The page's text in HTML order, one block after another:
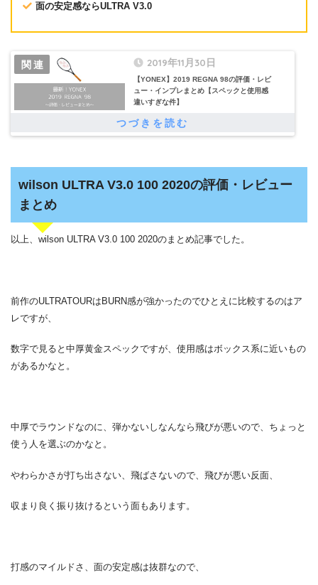
面の安定感ならULTRA V3.0
2019年11月30日
【YONEX】2019 REGNA 98の評価・レビ
ュー・インプレまとめ【スペックと使用感
違いすぎな件】
wilson ULTRA V3.0 100 2020の評価・レビュー
まとめ
以上、wilson ULTRA V3.0 100 2020のまとめ記事でした。
前作のULTRATOURはBURN感が強かったのでひとえに比較するのはア
レですが、
数字で見ると中厚黄金スペックですが、使用感はボックス系に近いもの
があるかなと。
中厚でラウンドなのに、弾かないしなんなら飛びが悪いので、ちょっと
使う人を選ぶのかなと。
やわらかさが打ち出さない、飛ばさないので、飛びが悪い反面、
収まり良く振り抜けるという面もあります。
打感のマイルドさ、面の安定感は抜群なので、